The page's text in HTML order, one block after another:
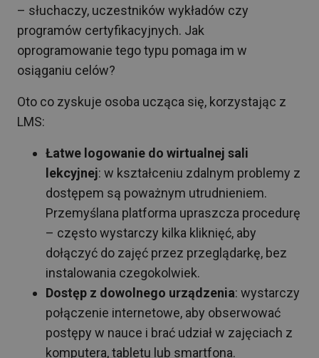
– słuchaczy, uczestników wykładów czy
programów certyfikacyjnych. Jak
oprogramowanie tego typu pomaga im w
osiąganiu celów?
Oto co zyskuje osoba ucząca się, korzystając z
LMS:
Łatwe logowanie do wirtualnej sali
lekcyjnej: w kształceniu zdalnym problemy z
dostępem są poważnym utrudnieniem.
Przemyślana platforma upraszcza procedurę
– często wystarczy kilka kliknięć, aby
dołączyć do zajęć przez przeglądarkę, bez
instalowania czegokolwiek.
Dostęp z dowolnego urządzenia: wystarczy
połączenie internetowe, aby obserwować
postępy w nauce i brać udział w zajęciach z
komputera, tabletu lub smartfona.